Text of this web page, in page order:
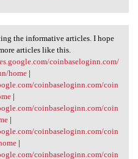
the
the informative articles. I hope
articles like this.
coinbaseloginn.com/
home|
coinbaseloginn.com/coin
|
coinbaseloginn.com/coin
|
coinbaseloginn.com/coin
|
coinbaseloginn.com/coin